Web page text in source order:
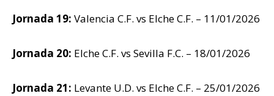
Jornada 19: Valencia C.F. vs Elche C.F. – 11/01/2026
Jornada 20: Elche C.F. vs Sevilla F.C. – 18/01/2026
Jornada 21: Levante U.D. vs Elche C.F. – 25/01/2026